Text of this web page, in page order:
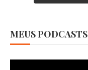
MEUS PODCASTS